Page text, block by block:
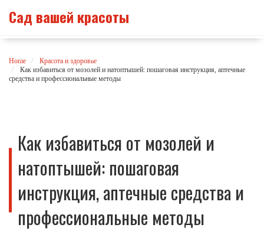
Сад вашей красоты
Home
Красота и здоровье
Как избавиться от мозолей и натоптышей: пошаговая инструкция, аптечные
средства и профессиональные методы
Как избавиться от мозолей и
натоптышей: пошаговая
инструкция, аптечные средства и
профессиональные методы